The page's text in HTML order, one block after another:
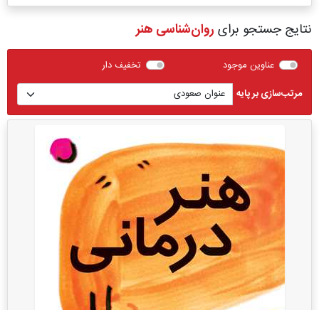
نتایج جستجو برای روان‏‌شناسی هنر
عناوین موجود
تخفیف دار
مرتب‌سازی بر پایه